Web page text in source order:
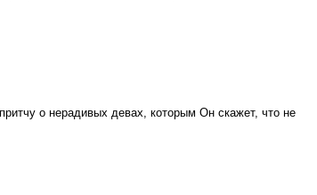
о нерадивых девах, которым Он скажет, что не